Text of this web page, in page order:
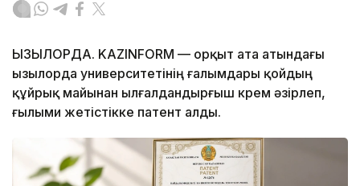
ҚЫЗЫЛОРДА. KAZINFORM — Қорқыт ата атындағы
Қызылорда университетінің ғалымдары қойдың
құйрық майынан ылғалдандырғыш крем әзірлеп,
ғылыми жетістікке патент алды.